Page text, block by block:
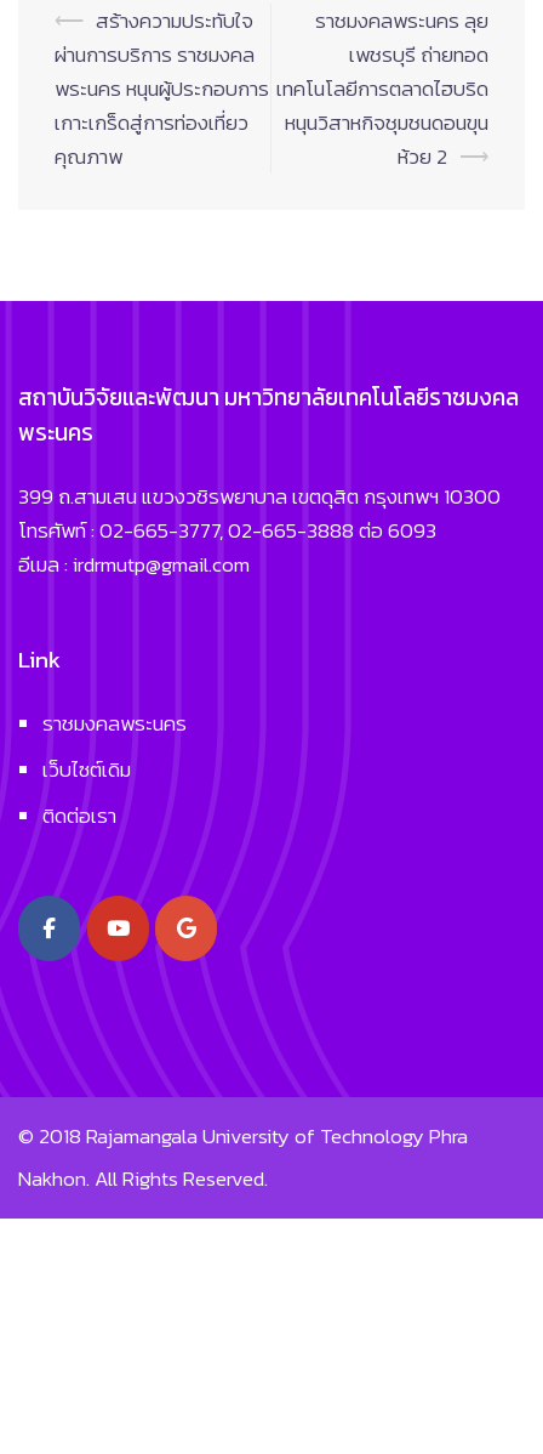
Post
navigation
⟵ สร้างความประทับใจ
ผ่านการบริการ ราชมงคล
พระนคร หนุนผู้ประกอบการ
เกาะเกร็ดสู่การท่องเที่ยว
คุณภาพ
ราชมงคลพระนคร ลุย
เพชรบุรี ถ่ายทอด
เทคโนโลยีการตลาดไฮบริด
หนุนวิสาหกิจชุมชนดอนขุน
ห้วย 2 ⟶
สถาบันวิจัยและพัฒนา มหาวิทยาลัยเทคโนโลยีราชมงคล
พระนคร
399 ถ.สามเสน แขวงวชิรพยาบาล เขตดุสิต กรุงเทพฯ 10300
โทรศัพท์ : 02-665-3777, 02-665-3888 ต่อ 6093
อีเมล : irdrmutp@gmail.com
Link
ราชมงคลพระนคร
เว็บไซต์เดิม
ติดต่อเรา
© 2018Rajamangala University of Technology Phra
Nakhon. All Rights Reserved.